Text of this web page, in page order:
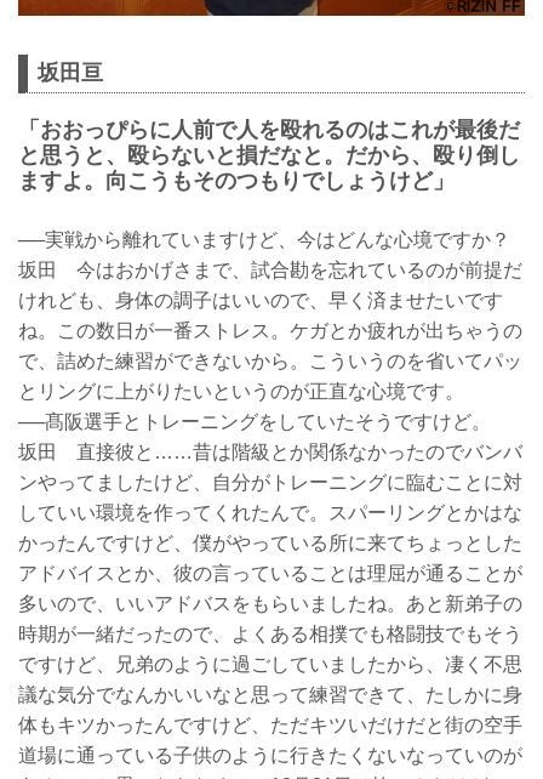
坂田亘
「おおっぴらに人前で人を殴れるのはこれが最後だ
と思うと、殴らないと損だなと。だから、殴り倒し
ますよ。向こうもそのつもりでしょうけど」
──実戦から離れていますけど、今はどんな心境ですか？
坂田 今はおかげさまで、試合勘を忘れているのが前提だ
けれども、身体の調子はいいので、早く済ませたいです
ね。この数日が一番ストレス。ケガとか疲れが出ちゃうの
で、詰めた練習ができないから。こういうのを省いてパッ
とリングに上がりたいというのが正直な心境です。
──髙阪選手とトレーニングをしていたそうですけど。
坂田 直接彼と……昔は階級とか関係なかったのでバンバ
ンやってましたけど、自分がトレーニングに臨むことに対
していい環境を作ってくれたんで。スパーリングとかはな
かったんですけど、僕がやっている所に来てちょっとした
アドバイスとか、彼の言っていることは理屈が通ることが
多いので、いいアドバスをもらいましたね。あと新弟子の
時期が一緒だったので、よくある相撲でも格闘技でもそう
ですけど、兄弟のように過ごしていましたから、凄く不思
議な気分でなんかいいなと思って練習できて、たしかに身
体もキツかったんですけど、ただキツいだけだと街の空手
道場に通っている子供のように行きたくないなっていのが